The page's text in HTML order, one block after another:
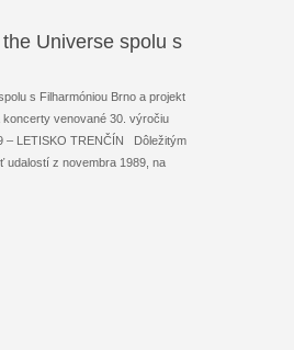
Universe spolu s
s Filharmóniou Brno a projekt
koncerty venované 30. výročiu
– LETISKO TRENČÍN Dôležitým
udalostí z novembra 1989, na